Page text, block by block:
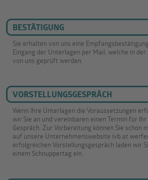
BESTÄTIGUNG
Sie erhalten von uns eine
Eingang der Unterlagen per Mail, welche in
von uns geprüft werden.
VORSTELLUNGSGESPRÄCH
Wenn Ihre Unterlagen die Voraussetzungen
wir Sie an und vereinbaren einen Termin für Ihr
Gespräch. Zur Vorbereitung können Sie schon
auf unsere Unternehmenswebsite ivb.at
erfolgreichen Vorstellungsgespräch laden wir
einem Schnuppertag ein.